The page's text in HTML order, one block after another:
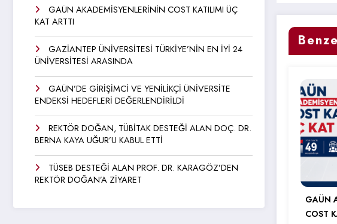
GAÜN AKADEMİSYENLERİNİN COST KATILIMI ÜÇ
KAT ARTTI
GAZİANTEP ÜNİVERSİTESİ TÜRKİYE’NİN EN İYİ 24
ÜNİVERSİTESİ ARASINDA
GAÜN’DE GİRİŞİMCİ VE YENİLİKÇİ ÜNİVERSİTE
ENDEKSİ HEDEFLERİ DEĞERLENDİRİLDİ
REKTÖR DOĞAN, TÜBİTAK DESTEĞİ ALAN DOÇ. DR.
BERNA KAYA UĞUR’U KABUL ETTİ
TÜSEB DESTEĞİ ALAN PROF. DR. KARAGÖZ’DEN
REKTÖR DOĞAN’A ZİYARET
GAÜN
COST